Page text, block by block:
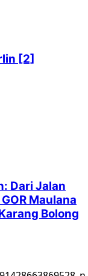
[2]
Dari Jalan
Maulana
Bolong